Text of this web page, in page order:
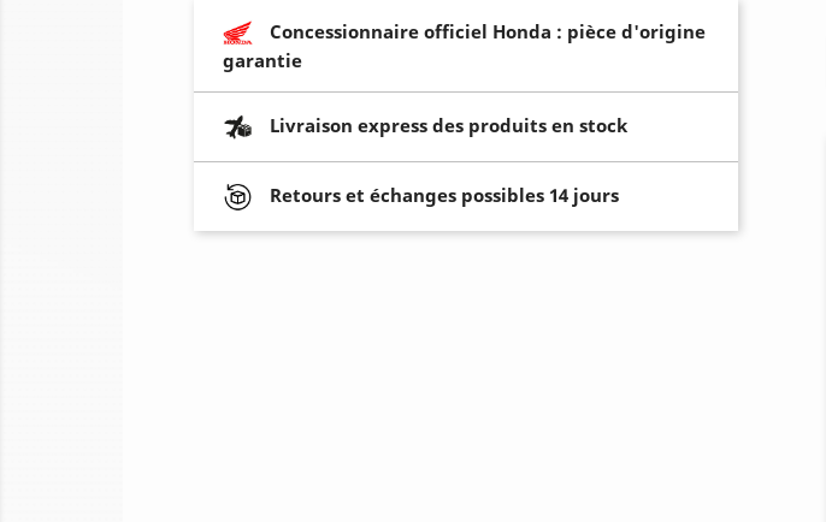
Concessionnaire officiel Honda : pièce d'origine
garantie
Livraison express des produits en stock
Retours et échanges possibles 14 jours